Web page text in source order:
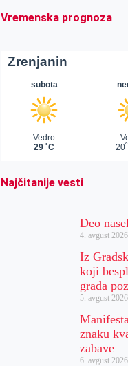
Vremenska prognoza
Najčitanije vesti
Deo
4. avgust
Iz
koji
grada
5. avgust
znaku
zabave
6. avgust